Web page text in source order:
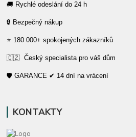
🚚 Rychlé odeslání do 24 h
🔒 Bezpečný nákup
⭐ 180 000+ spokojených zákazníků
🇨🇿 Český specialista pro váš dům
🛡️ GARANCE ✔ 14 dní na vrácení
KONTAKTY